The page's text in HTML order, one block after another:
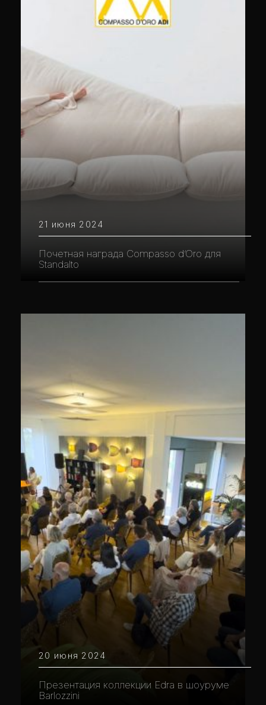
21 июня 2024
Почетная награда Compasso d’Oro для
Standalto
20 июня 2024
Презентация коллекции Edra в шоуруме
Barlozzini